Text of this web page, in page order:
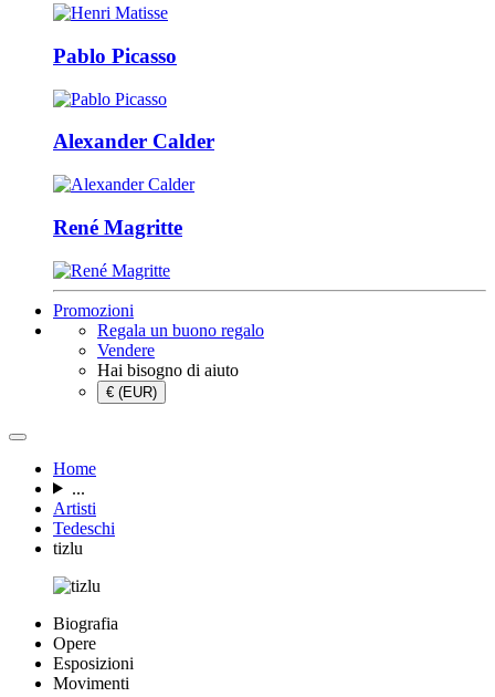
Pablo Picasso
Alexander Calder
René Magritte
Promozioni
Regala un buono regalo
Vendere
Hai bisogno di aiuto
€ (EUR)
Home
...
Artisti
Tedeschi
tizlu
Biografia
Opere
Esposizioni
Movimenti